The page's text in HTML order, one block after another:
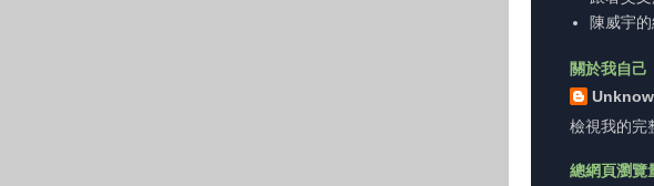
陳威宇
關於我自己
檢視我的完
總網頁瀏覽